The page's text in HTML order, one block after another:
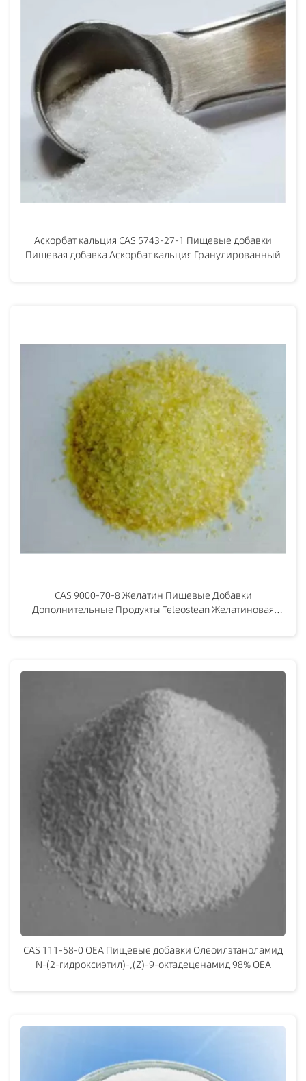
Аскорбат кальция CAS 5743-27-1 Пищевые добавки
Пищевая добавка Аскорбат кальция Гранулированный
CAS 9000-70-8 Желатин Пищевые Добавки
Дополнительные Продукты Teleostean Желатиновая
CAS 111-58-0 OEA Пищевые добавки Олеоилэтаноламид
N-(2-гидроксиэтил)-,(Z)-9-октадеценамид 98% OEA